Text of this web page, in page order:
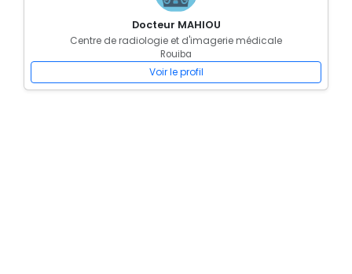
Docteur MAHIOU
Centre de radiologie et d'imagerie médicale
Rouiba
Voir le profil